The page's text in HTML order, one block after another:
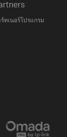
ทเนอร์โปรแกรม